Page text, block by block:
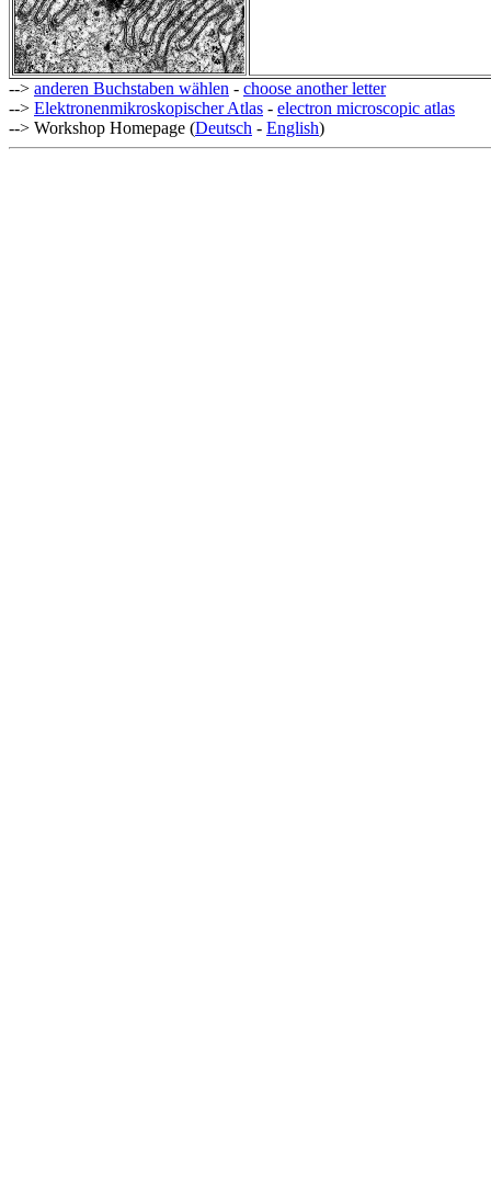
--> anderen Buchstaben wählen - choose another letter
--> Elektronenmikroskopischer Atlas - electron microscopic atlas
--> Workshop Homepage (Deutsch - English)